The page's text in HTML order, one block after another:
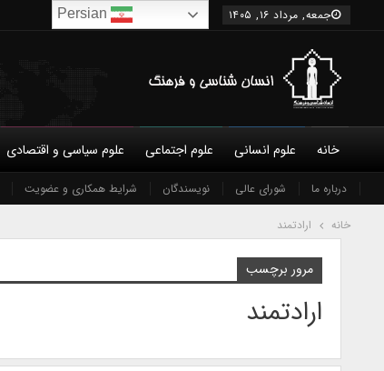
جمعه, مرداد ۱۶, ۱۴۰۵
خانه
درباره ما شورای عالی نویسندگان شرایط همکاری و عضویت
علوم انسانی علوم اجتماعی علوم سیاسی و اقتصادی
خانه ارادتمند
مرور برچسب
ارادتمند